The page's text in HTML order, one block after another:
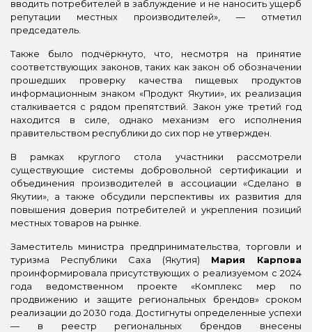
вводить потребителей в заблуждение и не наносить ущерб
репутации местных производителей», — отметил
председатель.
Также было подчёркнуто, что, несмотря на принятие
соответствующих законов, таких как закон об обозначении
прошедших проверку качества пищевых продуктов
информационным знаком «Продукт Якутии», их реализация
сталкивается с рядом препятствий. Закон уже третий год
находится в силе, однако механизм его исполнения
правительством республики до сих пор не утвержден.
В рамках круглого стола участники рассмотрели
существующие системы добровольной сертификации и
объединения производителей в ассоциации «Сделано в
Якутии», а также обсудили перспективы их развития для
повышения доверия потребителей и укрепления позиций
местных товаров на рынке.
Заместитель министра предпринимательства, торговли и
туризма Республики Саха (Якутия) Мария Карпова
проинформировала присутствующих о реализуемом с 2024
года ведомственном проекте «Комплекс мер по
продвижению и защите региональных брендов» сроком
реализации до 2030 года. Достигнуты определенные успехи
— в реестр региональных брендов внесены